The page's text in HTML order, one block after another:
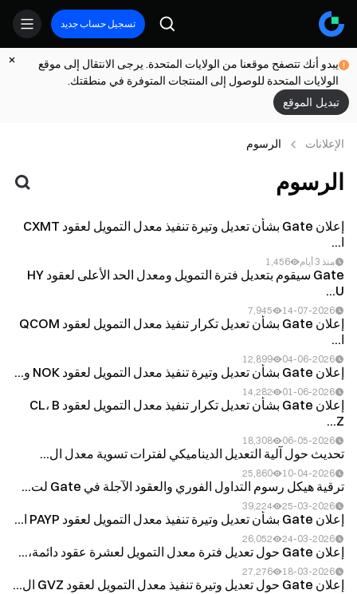
تسجيل حساب جديد
يبدو أنك تتصفح موقعنا من الولايات المتحدة. يرجى الانتقال إلى موقع
الولايات المتحدة للوصول إلى المنتجات المتوفرة في منطقتك.
تبديل الموقع
الإعلانات الرسوم
الرسوم
إعلان Gate بشأن تعديل وتيرة تنفيذ معدل التمويل لعقود CXMT
ا...
منذ 3 أيام 1,456
Gate سيقوم بتعديل فترة التمويل ومعدل الحد الأعلى لعقود HY
U...
14-07-2026
7,945
إعلان Gate بشأن تعديل تكرار تنفيذ معدل التمويل لعقود QCOM
ا...
04-06-2026
12,899
إعلان Gate بشأن تعديل وتيرة تنفيذ معدل التمويل لعقود NOK و...
01-06-2026
14,282
إعلان Gate بشأن تعديل تكرار تنفيذ معدل التمويل لعقود CL، B
Z...
06-05-2026
18,308
تحديث حول آلية التعديل الديناميكي لفترات تسوية معدل ال...
10-04-2026
25,860
ترقية هيكل رسوم التداول الفوري والعقود الآجلة في Gate لت...
25-03-2026
39,224
إعلان Gate بشأن تعديل وتيرة تنفيذ معدل التمويل لعقود PAYP ا...
24-03-2026
26,052
إعلان Gate حول تعديل فترة معدل التمويل لعشرة عقود دائمة،...
18-03-2026
27,276
إعلان Gate حول تعديل وتيرة تنفيذ معدل التمويل لعقود GVZ ال...